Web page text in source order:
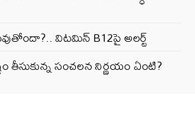
విటమిన్ B12పై అలర్ట్
తీసుకున్న సంచలన నిర్ణయం ఏంటి?